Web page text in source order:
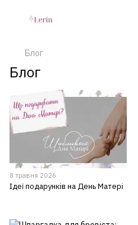
Блог
Блог
8 травня 2026
Ідеї подарунків на День Матері